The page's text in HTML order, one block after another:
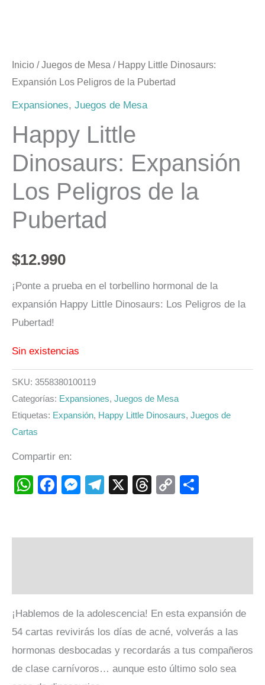
Inicio /Juegos de Mesa / Happy Little Dinosaurs:
Expansión Los Peligros de la Pubertad
Expansiones, Juegos de Mesa
Happy Little
Dinosaurs: Expansión
Los Peligros de la
Pubertad
$12.990
¡Ponte a prueba en el torbellino hormonal de la
expansión Happy Little Dinosaurs: Los Peligros de la
Pubertad!
Sin existencias
SKU: 3558380100119
Categorías: Expansiones, Juegos de Mesa
Etiquetas: Expansión, Happy Little Dinosaurs, Juegos de
Cartas
Compartir en:
WhatsApp
Facebook
Messenger
Telegram
X Threads
Copy
¡Hablemos de la adolescencia! En esta expansión de
54 cartas revivirás los días de acné, volverás a las
hormonas desbocadas y recordarás a tus compañeros
de clase carnívoros… aunque esto último solo sea